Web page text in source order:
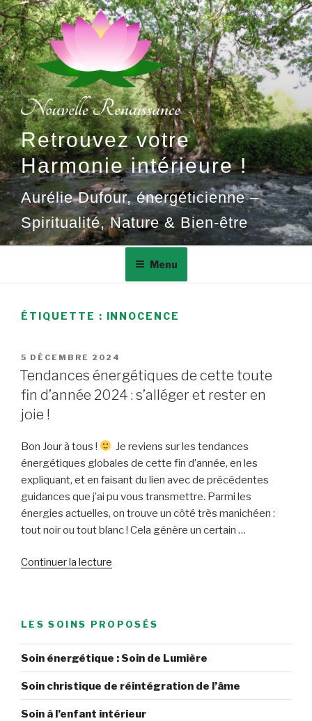
Aller
au
contenu
principal
Retrouvez votre
Harmonie intérieure !
Aurélie Dufour, énergéticienne –
Spiritualité, Nature & Bien-être
Menu
ÉTIQUETTE : INNOCENCE
PUBLIÉ
LE
5 DÉCEMBRE 2024
Tendances énergétiques de cette toute
fin d’année 2024 : s’alléger et rester en
joie !
Bon Jour à tous !
Je reviens sur les tendances
énergétiques globales de cette fin d’année, en les
expliquant, et en faisant du lien avec de précédentes
guidances que j’ai pu vous transmettre. Parmi les
énergies actuelles, on trouve un côté très manichéen :
tout noir ou tout blanc ! Cela génère un certain …
Continuer la lecture
cette
toute
fin
:
LES SOINS PROPOSÉS
Soin énergétique : Soin de Lumière
Soin christique de réintégration de l’âme
Soin à l’enfant intérieur